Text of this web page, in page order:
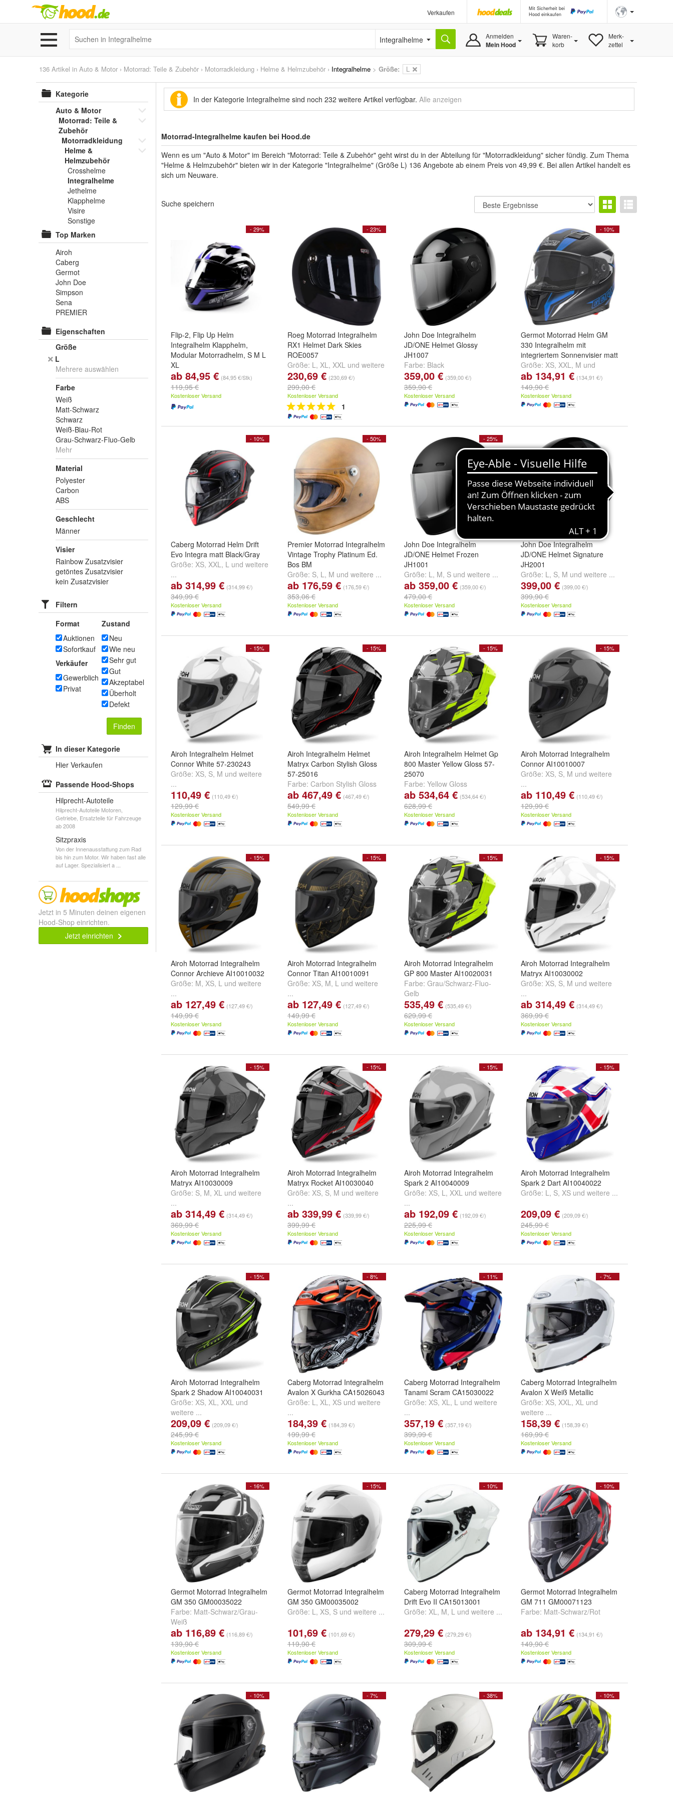
Verkaufen
Mit Sicherheit bei
Hood einkaufen
Integralhelme Anmelden
Mein Hood
Waren-
korb
Merk-
zettel
136 Artikel in Auto & Motor › Motorrad: Teile & Zubehör › Motorradkleidung › Helme & Helmzubehör › Integralhelme > Größe: L
Kategorie
Auto & Motor
Motorrad: Teile &
Zubehör
Motorradkleidung
Helme &
Helmzubehör
Crosshelme
Integralhelme
Jethelme
Klapphelme
Visire
Sonstige
Top Marken
Airoh
Caberg
Germot
John Doe
Simpson
Sena
PREMIER
Eigenschaften
Größe
L
Mehrere auswählen
Farbe
Weiß
Matt-Schwarz
Schwarz
Weiß-Blau-Rot
Grau-Schwarz-Fluo-Gelb
Mehr
Material
Polyester
Carbon
ABS
Geschlecht
Männer
Visier
Rainbow Zusatzvisier
getöntes Zusatzvisier
kein Zusatzvisier
Filtern
Format
Auktionen
Sofortkauf
Verkäufer
Gewerblich
Privat
Zustand
Neu
Wie neu
Sehr gut
Gut
Akzeptabel
Überholt
Defekt
Finden
In dieser Kategorie
Hier Verkaufen
Passende Hood-Shops
Hilprecht-Autoteile
Hilprecht-Autoteile Motoren,
Getriebe, Ersatzteile für Fahrzeuge
ab 2008
Sitzpraxis
Von der Innenausstattung zum Rad
bis hin zum Motor. Wir haben fast alle
auf Lager. Spezialisiert a ...
Jetzt in 5 Minuten deinen eigenen
Hood-Shop einrichten.
Jetzt einrichten
In der Kategorie Integralhelme sind noch 232 weitere Artikel verfügbar. Alle anzeigen
Motorrad-Integralhelme kaufen bei Hood.de
Wenn es um "Auto & Motor" im Bereich "Motorrad: Teile & Zubehör" geht wirst du in der Abteilung für "Motorradkleidung" sicher fündig. Zum Thema
"Helme & Helmzubehör" bieten wir in der Kategorie "Integralhelme" (Größe L) 136 Angebote ab einem Preis von 49,99 €. Bei allen Artikel handelt es
sich um Neuware.
Suche speichern
- 29%
Flip-2, Flip Up Helm
Integralhelm Klapphelm,
Modular Motorradhelm, S M L
XL
Farbe:Matt-Schwarz,Rot-
Schwarzund
ab 84,95 € (84,95 €/Stk)
119,95 €
Kostenloser Versand
- 23%
Roeg Motorrad Integralhelm
RX1 Helmet Dark Skies
ROE0057
Größe: L, XL, XXL und weitere
...
230,69 € (230,69 €/)
299,00 €
Kostenloser Versand
1
John Doe Integralhelm
JD/ONE Helmet Glossy
JH1007
Farbe: Black
359,00 € (359,00 €/)
359,90 €
Kostenloser Versand
- 10%
Germot Motorrad Helm GM
330 Integralhelm mit
integriertem Sonnenvisier matt
Größe: XS, XXL, M und
weitere ...
ab 134,91 € (134,91 €/)
149,90 €
Kostenloser Versand
- 10%
Caberg Motorrad Helm Drift
Evo Integra matt Black/Gray
Größe: XS, XXL, L und weitere
...
ab 314,99 € (314,99 €/)
349,99 €
Kostenloser Versand
- 50%
Premier Motorrad Integralhelm
Vintage Trophy Platinum Ed.
Bos BM
Größe: S, L, M und weitere ...
ab 176,59 € (176,59 €/)
353,06 €
Kostenloser Versand
- 25%
John Doe Integralhelm
JD/ONE Helmet Frozen
JH1001
Größe: L, M, S und weitere ...
ab 359,00 € (359,00 €/)
479,00 €
Kostenloser Versand
John Doe Integralhelm
JD/ONE Helmet Signature
JH2001
Größe: L, S, M und weitere ...
399,00 € (399,00 €/)
399,90 €
Kostenloser Versand
- 15%
Airoh Integralhelm Helmet
Connor White 57-230243
Größe: XS, S, M und weitere
...
110,49 € (110,49 €/)
129,99 €
Kostenloser Versand
- 15%
Airoh Integralhelm Helmet
Matryx Carbon Stylish Gloss
57-25016
Farbe: Carbon Stylish Gloss
ab 467,49 € (467,49 €/)
549,99 €
Kostenloser Versand
- 15%
Airoh Integralhelm Helmet Gp
800 Master Yellow Gloss 57-
25070
Farbe: Yellow Gloss
ab 534,64 € (534,64 €/)
628,99 €
Kostenloser Versand
- 15%
Airoh Motorrad Integralhelm
Connor AI10010007
Größe: XS, S, M und weitere
...
ab 110,49 € (110,49 €/)
129,99 €
Kostenloser Versand
- 15%
Airoh Motorrad Integralhelm
Connor Archieve AI10010032
Größe: M, XS, L und weitere
...
ab 127,49 € (127,49 €/)
149,99 €
Kostenloser Versand
- 15%
Airoh Motorrad Integralhelm
Connor Titan AI10010091
Größe: XS, M, L und weitere
...
ab 127,49 € (127,49 €/)
149,99 €
Kostenloser Versand
- 15%
Airoh Motorrad Integralhelm
GP 800 Master AI10020031
Farbe: Grau/Schwarz-Fluo-
Gelb
535,49 € (535,49 €/)
629,99 €
Kostenloser Versand
- 15%
Airoh Motorrad Integralhelm
Matryx AI10030002
Größe: XS, S, M und weitere
...
ab 314,49 € (314,49 €/)
369,99 €
Kostenloser Versand
- 15%
Airoh Motorrad Integralhelm
Matryx AI10030009
Größe: S, M, XL und weitere
...
ab 314,49 € (314,49 €/)
369,99 €
Kostenloser Versand
- 15%
Airoh Motorrad Integralhelm
Matryx Rocket AI10030040
Größe: XS, S, M und weitere
...
ab 339,99 € (339,99 €/)
399,99 €
Kostenloser Versand
- 15%
Airoh Motorrad Integralhelm
Spark 2 AI10040009
Größe: XS, L, XXL und weitere
...
ab 192,09 € (192,09 €/)
225,99 €
Kostenloser Versand
- 15%
Airoh Motorrad Integralhelm
Spark 2 Dart AI10040022
Größe: L, S, XS und weitere ...
209,09 € (209,09 €/)
245,99 €
Kostenloser Versand
- 15%
Airoh Motorrad Integralhelm
Spark 2 Shadow AI10040031
Größe: XS, XL, XXL und
weitere ...
209,09 € (209,09 €/)
245,99 €
Kostenloser Versand
- 8%
Caberg Motorrad Integralhelm
Avalon X Gurkha CA15026043
Größe: L, XL, XS und weitere
...
184,39 € (184,39 €/)
199,99 €
Kostenloser Versand
- 11%
Caberg Motorrad Integralhelm
Tanami Scram CA15030022
Größe: XS, XL, L und weitere
...
357,19 € (357,19 €/)
399,99 €
Kostenloser Versand
- 7%
Caberg Motorrad Integralhelm
Avalon X Weiß Metallic
Größe: XS, XXL, XL und
weitere ...
158,39 € (158,39 €/)
169,99 €
Kostenloser Versand
- 16%
Germot Motorrad Integralhelm
GM 350 GM00035022
Farbe: Matt-Schwarz/Grau-
Weiß
ab 116,89 € (116,89 €/)
139,90 €
Kostenloser Versand
- 15%
Germot Motorrad Integralhelm
GM 350 GM00035002
Größe: L, XS, S und weitere ...
101,69 € (101,69 €/)
119,90 €
Kostenloser Versand
- 10%
Caberg Motorrad Integralhelm
Drift Evo II CA15013001
Größe: XL, M, L und weitere ...
279,29 € (279,29 €/)
309,99 €
Kostenloser Versand
- 10%
Germot Motorrad Integralhelm
GM 711 GM00071123
Farbe: Matt-Schwarz/Rot
ab 134,91 € (134,91 €/)
149,90 €
Kostenloser Versand
- 10% - 7% - 38% - 10%